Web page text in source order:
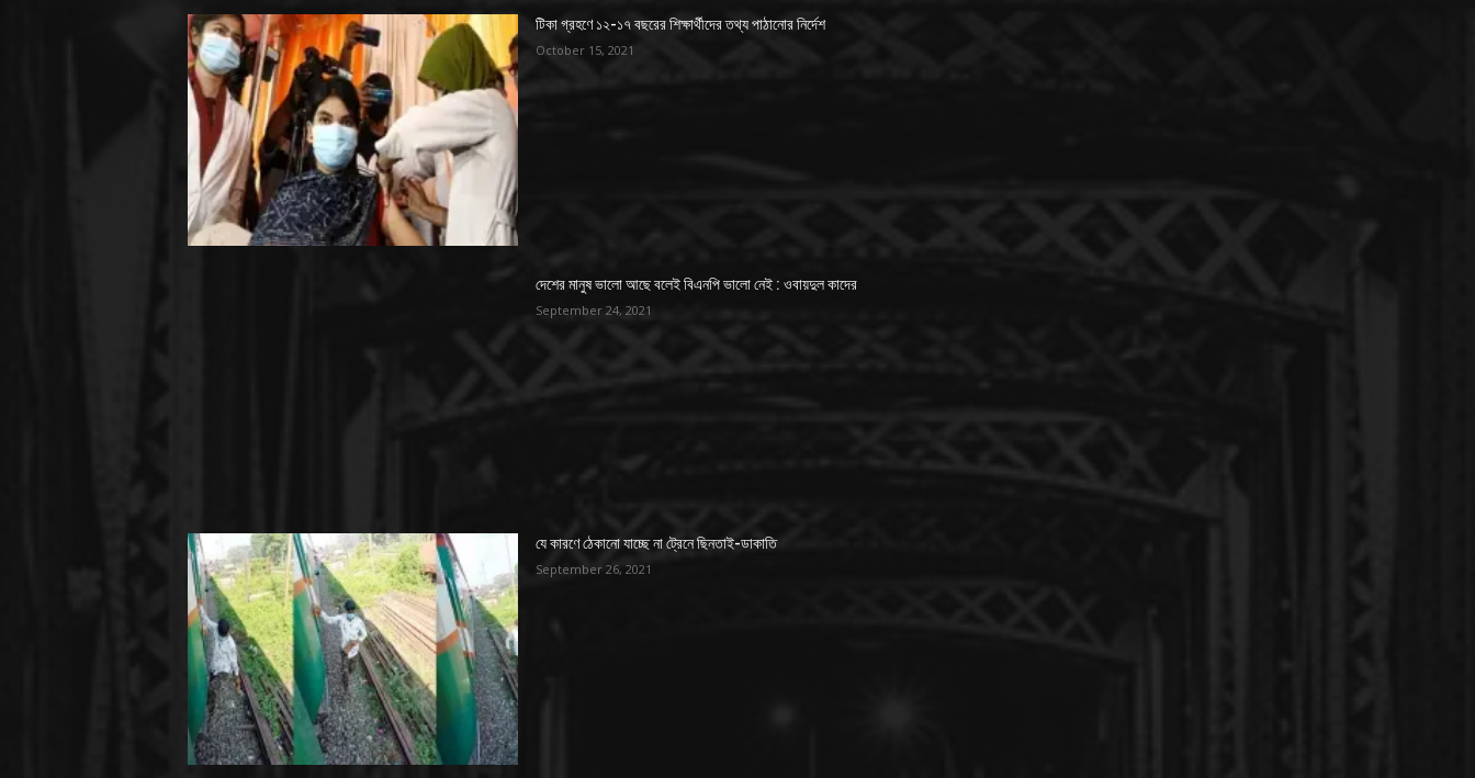
টিকা গ্রহণে ১২-১৭ বছরের শিক্ষার্থীদের তথ্য পাঠানোর নির্দেশ
October 15, 2021
দেশের মানুষ ভালো আছে বলেই বিএনপি ভালো নেই : ওবায়দুল কাদের
September 24, 2021
যে কারণে ঠেকানো যাচ্ছে না ট্রেনে ছিনতাই-ডাকাতি
September 26, 2021